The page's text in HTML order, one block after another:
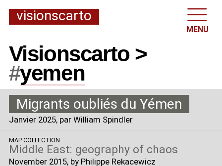
visionscarto
MENU
Visionscarto >
#yemen
Migrants oubliés du Yémen
Janvier 2025, par William Spindler
MAP COLLECTION
Middle East: geography of chaos
November 2015, by Philippe Rekacewicz